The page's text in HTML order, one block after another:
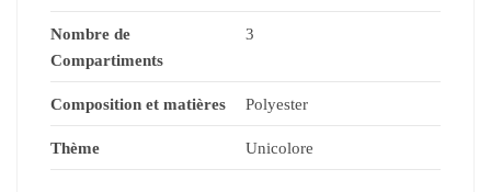
Nombre de
Compartiments
3
Composition et matières Polyester
Thème Unicolore